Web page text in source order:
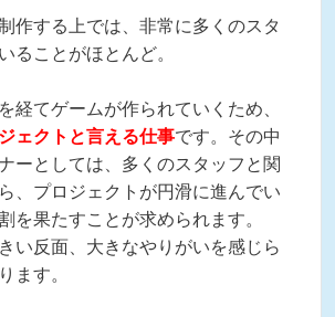
作する上では、非常に多くのスタ
ることがほとんど。
経てゲームが作られていくため、
ェクトと言える仕事です。その中
ーとしては、多くのスタッフと関
、プロジェクトが円滑に進んでい
を果たすことが求められます。
い反面、大きなやりがいを感じら
ます。